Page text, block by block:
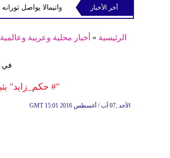
بركان فويجو في جواتيمالا يواصل ثورانه وإجلاء 1700 شخص بسبب الرماد والتدفقات
أخر الأخبار
الرئيسية » أخبار محلية وعربية وعالمية
في
"# حكم_زايد" يثير
GMT 15:01 2016 الأحد ,07 آب / أغسطس